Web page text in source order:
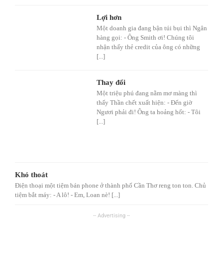
Lợi hơn
Một doanh gia đang bận túi bụi thì Ngân
hàng gọi: - Ông Smith ơi! Chúng tôi
nhận thấy thẻ credit của ông có những
[...]
Thay đổi
Một triệu phú đang nằm mơ màng thì
thấy Thần chết xuất hiện: - Đến giờ
Ngươi phải đi! Ông ta hoảng hốt: - Tôi
[...]
Khó thoát
Điện thoại một tiệm bán phone ở thành phố Cần Thơ reng ton ton. Chủ
tiệm bắt máy: - A lô! - Em, Loan nè! [...]